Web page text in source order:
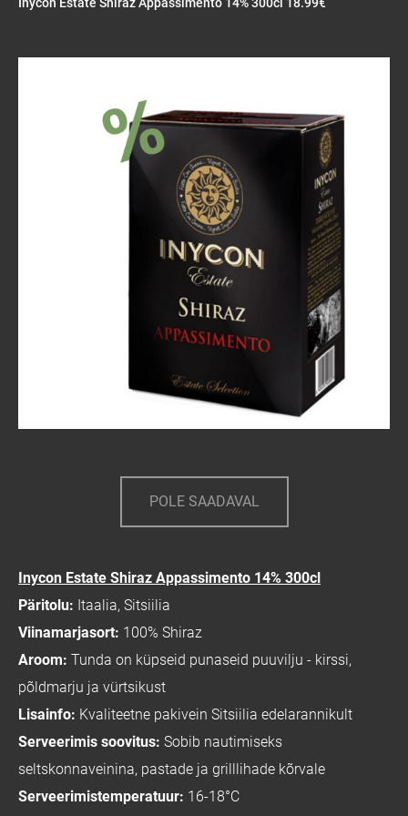
POLE SAADAVAL
Inycon Estate Shiraz Appassimento 14% 300cl
Päritolu: Itaalia, Sitsiilia
Viinamarjasort: 100% Shiraz
Aroom: Tunda on küpseid punaseid puuvilju - kirssi,
põldmarju ja vürtsikust
Lisainfo: Kvaliteetne pakivein Sitsiilia edelarannikult
Serveerimis soovitus: Sobib nautimiseks
seltskonnaveinina, pastade ja grilllihade kõrvale
Serveerimistemperatuur: 16-18°C